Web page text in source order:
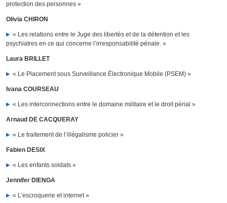
protection des personnes »
Olivia CHIRON
« Les relations entre le Juge des libertés et de la détention et les
psychiatres en ce qui concerne l’irresponsabilité pénale. »
Laura BRILLET
« Le Placement sous Surveillance Électronique Mobile (PSEM) »
Ivana COURSEAU
« Les interconnections entre le domaine militaire et le droit pénal »
Arnaud DE CACQUERAY
« Le traitement de l’illégalisme policier »
Fabien DESIX
« Les enfants soldats »
Jennifer DIENGA
« L’escroquerie et internet »